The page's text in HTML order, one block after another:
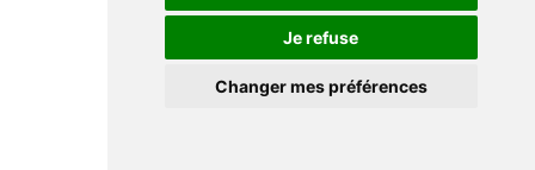
Je refuse
Changer mes préférences